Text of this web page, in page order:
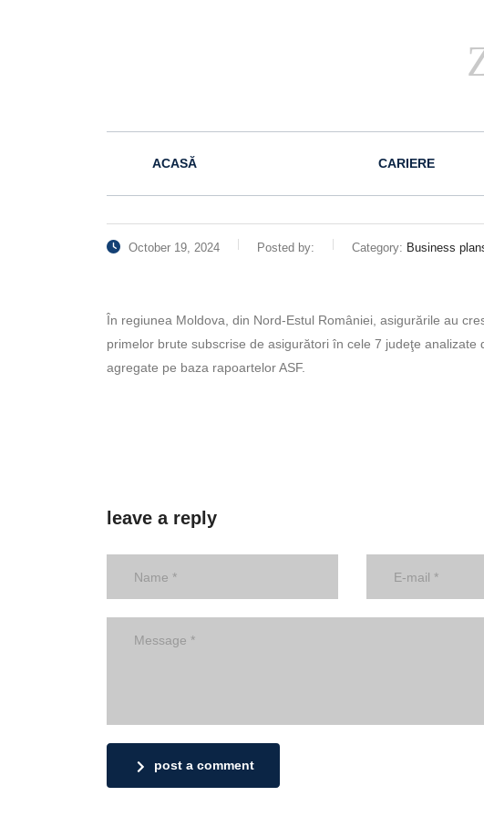
ACASĂ CARIERE
October 19, 2024 Posted by: Category: Business
În regiunea Moldova, din Nord-Estul României, asigurările au
primelor brute subscrise de asigurători în cele 7 judeţe
agregate pe baza rapoartelor ASF.
leave a reply
post a comment